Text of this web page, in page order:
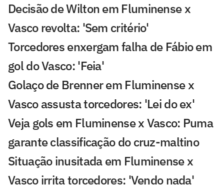
Decisão de Wilton em Fluminense x
Vasco revolta: 'Sem critério'
Torcedores enxergam falha de Fábio em
gol do Vasco: 'Feia'
Golaço de Brenner em Fluminense x
Vasco assusta torcedores: 'Lei do ex'
Veja gols em Fluminense x Vasco: Puma
garante classificação do cruz-maltino
Situação inusitada em Fluminense x
Vasco irrita torcedores: 'Vendo nada'